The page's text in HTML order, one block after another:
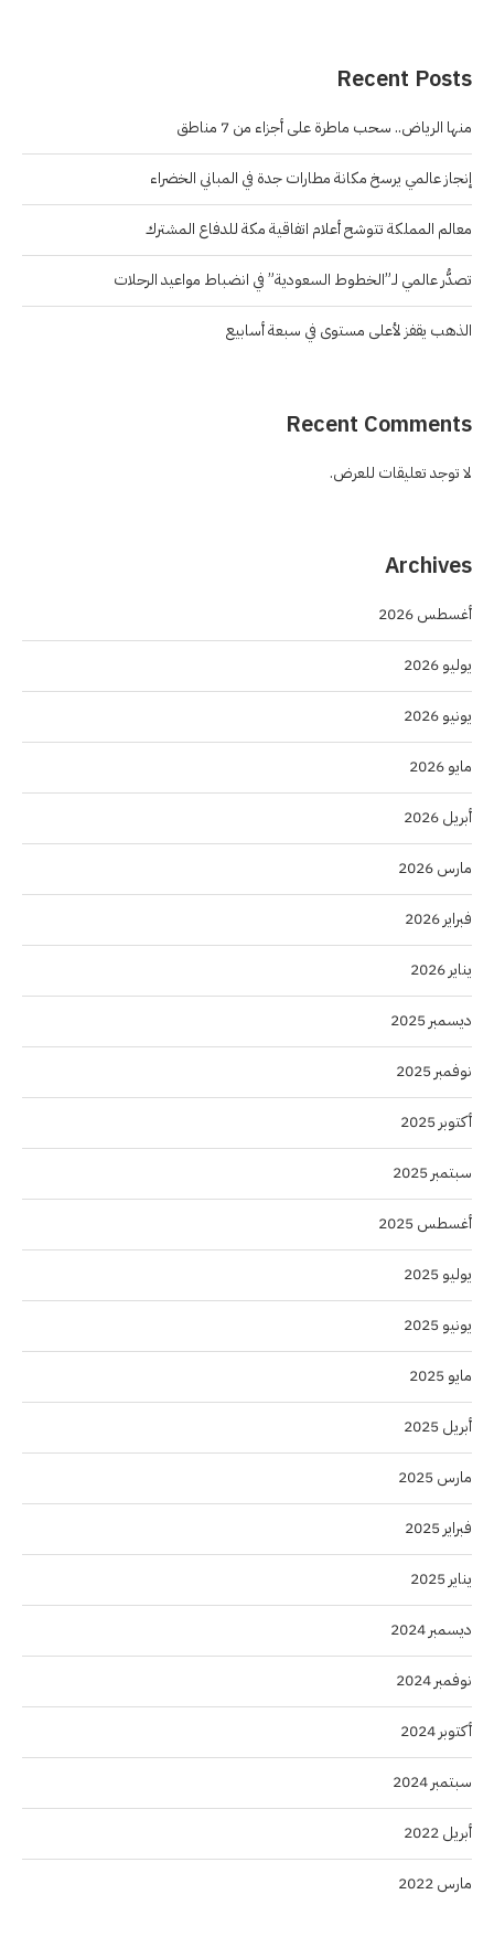
Recent Posts
منها الرياض.. سحب ماطرة على أجزاء من 7 مناطق
إنجاز عالمي يرسخ مكانة مطارات جدة في المباني الخضراء
معالم المملكة تتوشح أعلام اتفاقية مكة للدفاع المشترك
تصدُّر عالمي لـ”الخطوط السعودية” في انضباط مواعيد الرحلات
الذهب يقفز لأعلى مستوى في سبعة أسابيع
Recent Comments
لا توجد تعليقات للعرض.
Archives
أغسطس 2026
يوليو 2026
يونيو 2026
مايو 2026
أبريل 2026
مارس 2026
فبراير 2026
يناير 2026
ديسمبر 2025
نوفمبر 2025
أكتوبر 2025
سبتمبر 2025
أغسطس 2025
يوليو 2025
يونيو 2025
مايو 2025
أبريل 2025
مارس 2025
فبراير 2025
يناير 2025
ديسمبر 2024
نوفمبر 2024
أكتوبر 2024
سبتمبر 2024
أبريل 2022
مارس 2022